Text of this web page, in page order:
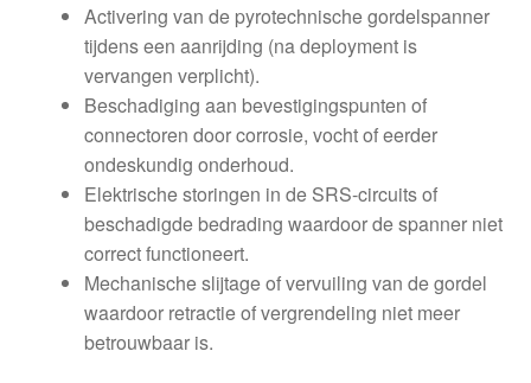
Activering van de pyrotechnische gordelspanner
tijdens een aanrijding (na deployment is
vervangen verplicht).
Beschadiging aan bevestigingspunten of
connectoren door corrosie, vocht of eerder
ondeskundig onderhoud.
Elektrische storingen in de SRS-circuits of
beschadigde bedrading waardoor de spanner niet
correct functioneert.
Mechanische slijtage of vervuiling van de gordel
waardoor retractie of vergrendeling niet meer
betrouwbaar is.